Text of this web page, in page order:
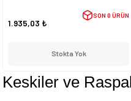
1.935,03 ₺
SON 0 ÜRÜN
Stokta Yok
Keskiler ve